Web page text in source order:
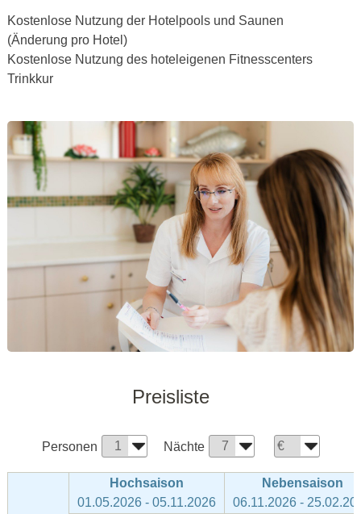
Kostenlose Nutzung der Hotelpools und Saunen
(Änderung pro Hotel)
Kostenlose Nutzung des hoteleigenen Fitnesscenters
Trinkkur
Preisliste
Personen Nächte
Hochsaison
01.05.2026 - 05.11.2026
Nebensaison
06.11.2026 -